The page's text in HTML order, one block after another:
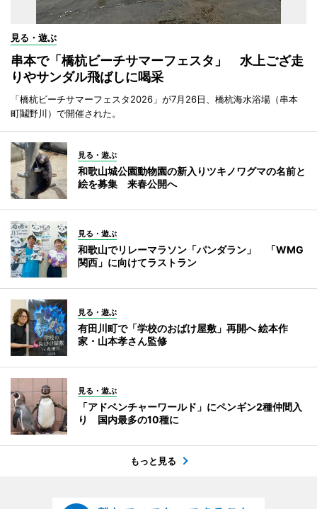
見る・遊ぶ
串本で「橋杭ビーチサマーフェスタ」 水上ござ走
りやサンダル飛ばしに喝采
「橋杭ビーチサマーフェスタ2026」が7月26日、橋杭海水浴場（串本
町鬮野川）で開催された。
見る・遊ぶ
和歌山城公園動物園の新入りツキノワグマの名前と
絵を募集 来春公開へ
見る・遊ぶ
和歌山でリレーマラソン「パンダラン」 「WMG
関西」に向けてラストラン
見る・遊ぶ
有田川町で「学校のおばけ屋敷」再開へ 絵本作
家・山本孝さん監修
見る・遊ぶ
「アドベンチャーワールド」にペンギン2種仲間入
り 国内最多の10種に
もっと見る